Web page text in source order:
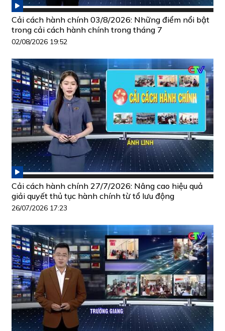
Cải cách hành chính 03/8/2026: Những điểm nổi bật
trong cải cách hành chính trong tháng 7
02/08/2026 19:52
Cải cách hành chính 27/7/2026: Nâng cao hiệu quả
giải quyết thủ tục hành chính từ tổ lưu động
26/07/2026 17:23